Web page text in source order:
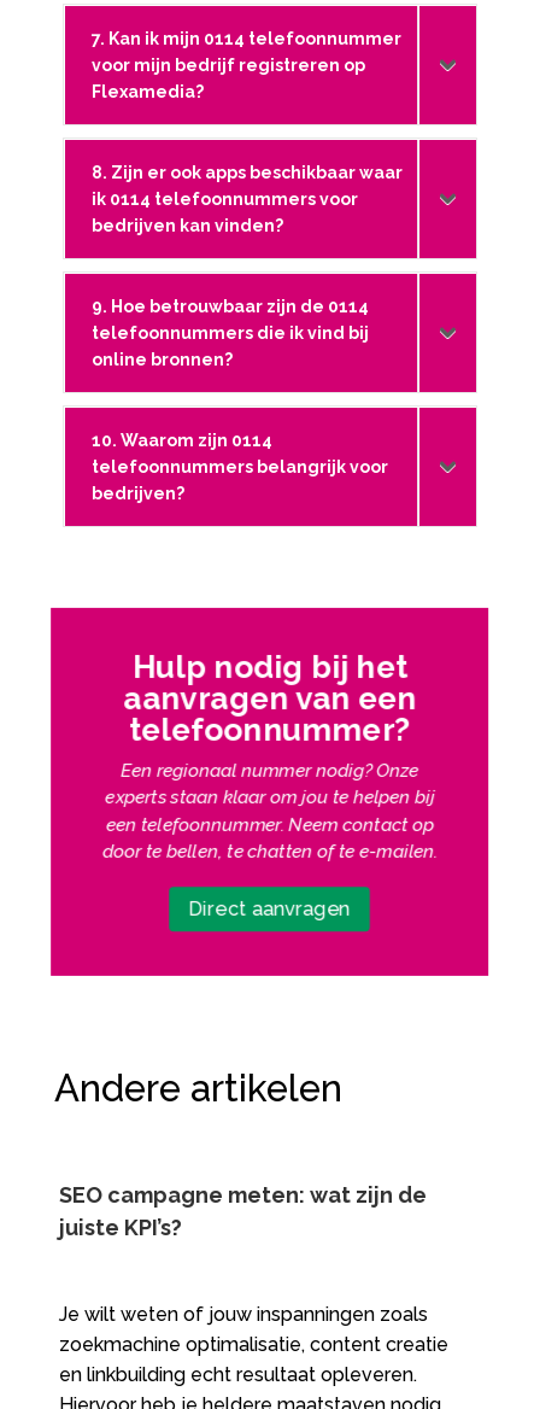
7. Kan ik mijn 0114 telefoonnummer
voor mijn bedrijf registreren op
Flexamedia?
8. Zijn er ook apps beschikbaar waar
ik 0114 telefoonnummers voor
bedrijven kan vinden?
9. Hoe betrouwbaar zijn de 0114
telefoonnummers die ik vind bij
online bronnen?
10. Waarom zijn 0114
telefoonnummers belangrijk voor
bedrijven?
Hulp nodig bij het
aanvragen van een
telefoonnummer?
Een regionaal nummer nodig? Onze
experts staan klaar om jou te helpen bij
een telefoonnummer.Neem contact op
door te bellen, te chatten of te e-mailen.
Direct aanvragen
Andere artikelen
SEO campagne meten: wat zijn de
juiste KPI’s?
Je wilt weten of jouw inspanningen zoals
zoekmachine optimalisatie, content creatie
en linkbuilding echt resultaat opleveren.​